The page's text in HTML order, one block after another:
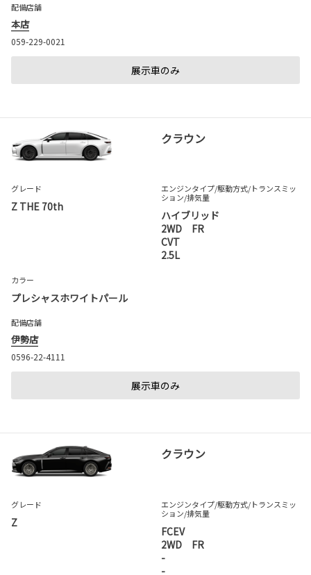
配備店舗
本店
059-229-0021
展示車のみ
クラウン
グレード
Z THE 70th
エンジンタイプ/駆動方式/トランスミッ
ション/排気量
ハイブリッド
2WD FR
CVT
2.5L
カラー
プレシャスホワイトパール
配備店舗
伊勢店
0596-22-4111
展示車のみ
クラウン
グレード
Z
エンジンタイプ/駆動方式/トランスミッ
ション/排気量
FCEV
2WD FR
-
-